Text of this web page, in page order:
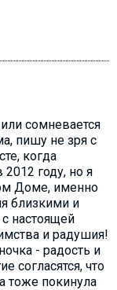
сомневается
пишу не зря с
когда
году, но я
Доме, именно
близкими и
настоящей
и радушия!
- радость и
согласятся, что
тоже покинула